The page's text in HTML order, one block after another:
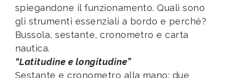
spiegandone il funzionamento. Quali sono
gli strumenti essenziali a bordo e perché?
Bussola, sestante, cronometro e carta
nautica.
“Latitudine e longitudine”
Sestante e cronometro alla mano: due